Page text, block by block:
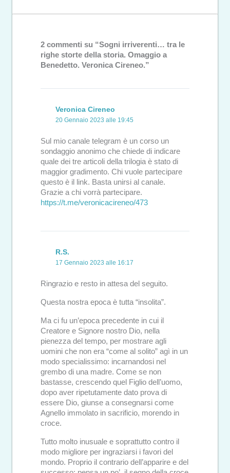
2 commenti su “Sogni irriverenti… tra le
righe storte della storia. Omaggio a
Benedetto. Veronica Cireneo.”
Veronica Cireneo
20 Gennaio 2023 alle 19:45
Sul mio canale telegram è un corso un
sondaggio anonimo che chiede di indicare
quale dei tre articoli della trilogia è stato di
maggior gradimento. Chi vuole partecipare
questo è il link. Basta unirsi al canale.
Grazie a chi vorrà partecipare.
https://t.me/veronicacireneo/473
R.S.
17 Gennaio 2023 alle 16:17
Ringrazio e resto in attesa del seguito.
Questa nostra epoca è tutta “insolita”.
Ma ci fu un’epoca precedente in cui il
Creatore e Signore nostro Dio, nella
pienezza del tempo, per mostrare agli
uomini che non era “come al solito” agì in un
modo specialissimo: incarnandosi nel
grembo di una madre. Come se non
bastasse, crescendo quel Figlio dell’uomo,
dopo aver ripetutamente dato prova di
essere Dio, giunse a consegnarsi come
Agnello immolato in sacrificio, morendo in
croce.
Tutto molto inusuale e soprattutto contro il
modo migliore per ingraziarsi i favori del
mondo. Proprio il contrario dell’apparire e del